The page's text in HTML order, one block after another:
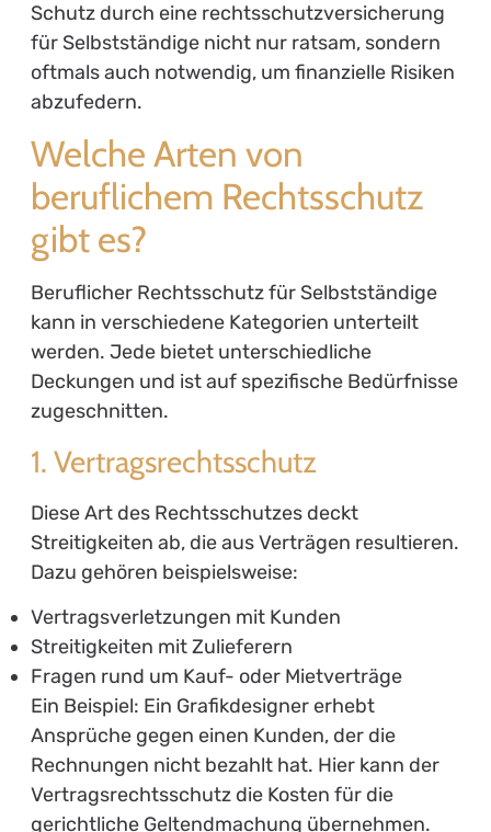
Schutz durch eine rechtsschutzversicherung
für Selbstständige nicht nur ratsam, sondern
oftmals auch notwendig, um finanzielle Risiken
abzufedern.
Welche Arten von
beruflichem Rechtsschutz
gibt es?
Beruflicher Rechtsschutz für Selbstständige
kann in verschiedene Kategorien unterteilt
werden. Jede bietet unterschiedliche
Deckungen und ist auf spezifische Bedürfnisse
zugeschnitten.
1. Vertragsrechtsschutz
Diese Art des Rechtsschutzes deckt
Streitigkeiten ab, die aus Verträgen resultieren.
Dazu gehören beispielsweise:
Vertragsverletzungen mit Kunden
Streitigkeiten mit Zulieferern
Fragen rund um Kauf- oder Mietverträge
Ein Beispiel: Ein Grafikdesigner erhebt
Ansprüche gegen einen Kunden, der die
Rechnungen nicht bezahlt hat. Hier kann der
Vertragsrechtsschutz die Kosten für die
gerichtliche Geltendmachung übernehmen.